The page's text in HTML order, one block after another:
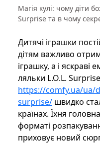
Магія кулі: чому діти
Surprise та в чому
Дитячі іграшки
дітям важливо
іграшку, а і яскраві
ляльки L.O.L. Surprise
https://comfy.ua/ua/
surprise/ швидко
країнах. Їхня
форматі
приховує новий